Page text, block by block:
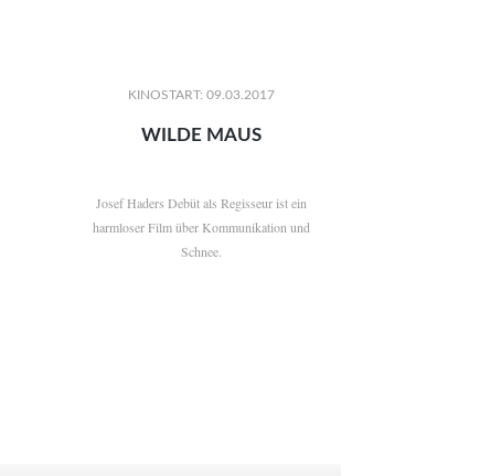
KINOSTART: 09.03.2017
WILDE MAUS
Josef Haders Debüt als Regisseur ist ein
harmloser Film über Kommunikation und
Schnee.